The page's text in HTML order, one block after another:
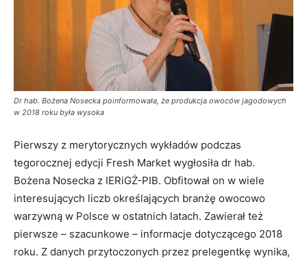
Dr hab. Bożena Nosecka poinformowała, że produkcja owoców jagodowych
w 2018 roku była wysoka
Pierwszy z merytorycznych wykładów podczas
tegorocznej edycji Fresh Market wygłosiła dr hab.
Bożena Nosecka z IERiGŻ-PIB. Obfitował on w wiele
interesujących liczb określających branżę owocowo
warzywną w Polsce w ostatnich latach. Zawierał też
pierwsze – szacunkowe – informacje dotyczącego 2018
roku. Z danych przytoczonych przez prelegentkę wynika,